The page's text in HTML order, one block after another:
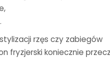
rzęs czy zabiegów
fryzjerski koniecznie